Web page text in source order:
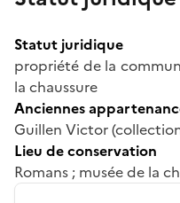
Statut juridique
propriété de la
la chaussure
Anciennes
Guillen Victor
Lieu de conservation
Romans ; musée de la